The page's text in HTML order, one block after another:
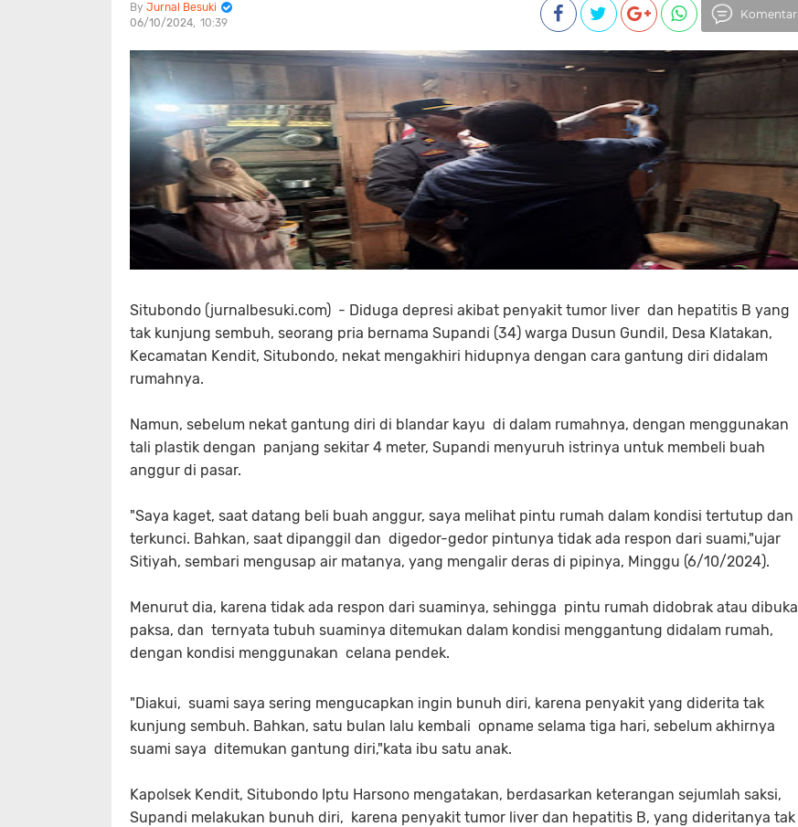
Jurnal Besuki
06/10/2024 10:39
Komentar
Situbondo (jurnalbesuki.com) - Diduga depresi akibat penyakit tumor liver dan hepatitis B yang
tak kunjung sembuh, seorang pria bernama Supandi (34) warga Dusun Gundil, Desa Klatakan,
Kecamatan Kendit, Situbondo, nekat mengakhiri hidupnya dengan cara gantung diri didalam
rumahnya.
Namun, sebelum nekat gantung diri di blandar kayu di dalam rumahnya, dengan menggunakan
tali plastik dengan panjang sekitar 4 meter, Supandi menyuruh istrinya untuk membeli buah
anggur di pasar.
"Saya kaget, saat datang beli buah anggur, saya melihat pintu rumah dalam kondisi tertutup dan
terkunci. Bahkan, saat dipanggil dan digedor-gedor pintunya tidak ada respon dari suami,"ujar
Sitiyah, sembari mengusap air matanya, yang mengalir deras di pipinya, Minggu (6/10/2024).
Menurut dia, karena tidak ada respon dari suaminya, sehingga pintu rumah didobrak atau dibuka
paksa, dan ternyata tubuh suaminya ditemukan dalam kondisi menggantung didalam rumah,
dengan kondisi menggunakan celana pendek.
"Diakui, suami saya sering mengucapkan ingin bunuh diri, karena penyakit yang diderita tak
kunjung sembuh. Bahkan, satu bulan lalu kembali opname selama tiga hari, sebelum akhirnya
suami saya ditemukan gantung diri,"kata ibu satu anak.
Kapolsek Kendit, Situbondo Iptu Harsono mengatakan, berdasarkan keterangan sejumlah saksi,
Supandi melakukan bunuh diri, karena penyakit tumor liver dan hepatitis B, yang dideritanya tak